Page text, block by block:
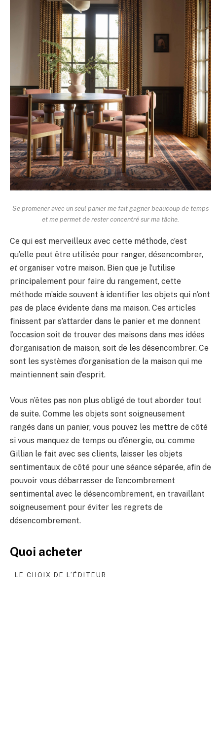
Se promener avec un seul panier me fait gagner beaucoup de temps
et me permet de rester concentré sur ma tâche.
Ce qui est merveilleux avec cette méthode, c’est
qu’elle peut être utilisée pour ranger, désencombrer,
et organiser votre maison. Bien que je l’utilise
principalement pour faire du rangement, cette
méthode m’aide souvent à identifier les objets qui n’ont
pas de place évidente dans ma maison. Ces articles
finissent par s’attarder dans le panier et me donnent
l’occasion soit de trouver des maisons dans mes idées
d’organisation de maison, soit de les désencombrer. Ce
sont les systèmes d’organisation de la maison qui me
maintiennent sain d’esprit.
Vous n’êtes pas non plus obligé de tout aborder tout
de suite. Comme les objets sont soigneusement
rangés dans un panier, vous pouvez les mettre de côté
si vous manquez de temps ou d’énergie, ou, comme
Gillian le fait avec ses clients, laisser les objets
sentimentaux de côté pour une séance séparée, afin de
pouvoir vous débarrasser de l’encombrement
sentimental avec le désencombrement, en travaillant
soigneusement pour éviter les regrets de
désencombrement.
Quoi acheter
LE CHOIX DE L’ÉDITEUR